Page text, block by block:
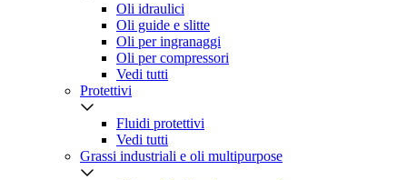
Oli idraulici
Oli guide e slitte
Oli per ingranaggi
Oli per compressori
Vedi tutti
Protettivi
Fluidi protettivi
Vedi tutti
Grassi industriali e oli multipurpose